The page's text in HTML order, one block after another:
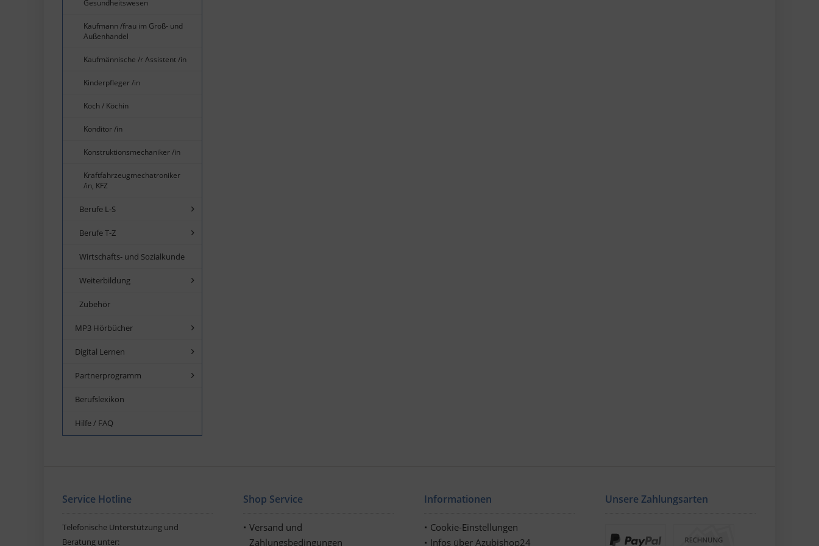
Gesundheitswesen
Kaufmann /frau im Groß- und
Außenhandel
Kaufmännische /r Assistent /in
Kinderpfleger /in
Koch / Köchin
Konditor /in
Konstruktionsmechaniker /in
Kraftfahrzeugmechatroniker
/in, KFZ
Berufe L-S
Berufe T-Z
Wirtschafts- und Sozialkunde
Weiterbildung
Zubehör
MP3 Hörbücher
Digital Lernen
Partnerprogramm
Berufslexikon
Hilfe / FAQ
Service Hotline
Telefonische Unterstützung und
Beratung unter:
Shop Service
Versand und
Zahlungsbedingungen
Informationen
Cookie-Einstellungen
Infos über Azubishop24
Unsere Zahlungsarten